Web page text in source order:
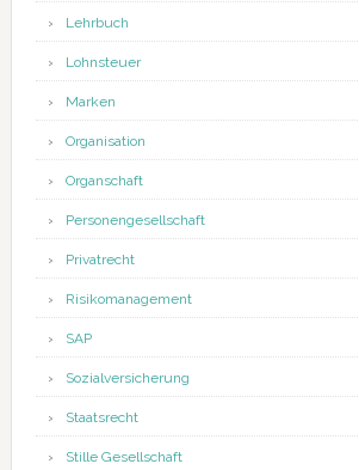
Lehrbuch
Lohnsteuer
Marken
Organisation
Organschaft
Personengesellschaft
Privatrecht
Risikomanagement
SAP
Sozialversicherung
Staatsrecht
Stille Gesellschaft